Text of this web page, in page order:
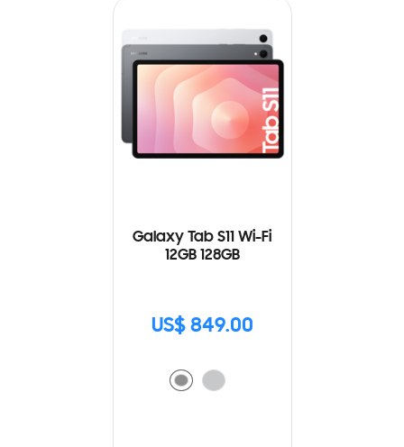
Galaxy Tab S11 Wi-Fi
12GB 128GB
US$ 849.00